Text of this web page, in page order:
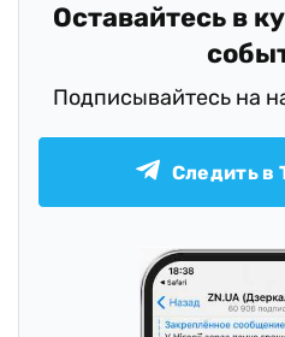
Оставайтесь в
Подписывайтесь на
Следить в